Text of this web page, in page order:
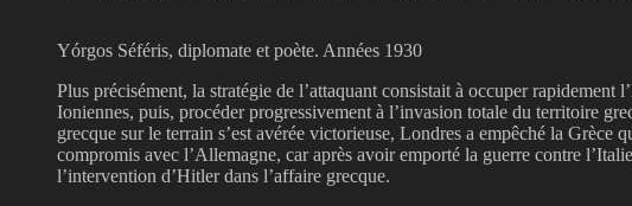
Yórgos Séféris, diplomate et poète. Années 1930
Plus précisément, la stratégie de l’attaquant consistait à occuper rapidement
Ioniennes, puis, procéder progressivement à l’invasion totale du territoire
grecque sur le terrain s’est avérée victorieuse, Londres a empêché la Grèce
compromis avec l’Allemagne, car après avoir emporté la guerre contre
l’intervention d’Hitler dans l’affaire grecque.